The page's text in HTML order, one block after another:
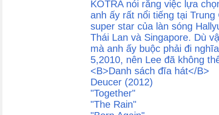
KOTRA nói rằng việc lựa
anh ấy rất nổi tiếng tại
super star của làn sóng
Thái Lan và Singapore. Dù
mà anh ấy buộc phải đi
5,2010, nên Lee đã không
<B>Danh sách đĩa hát</B>
Deucer (2012)
"Together"
"The Rain"